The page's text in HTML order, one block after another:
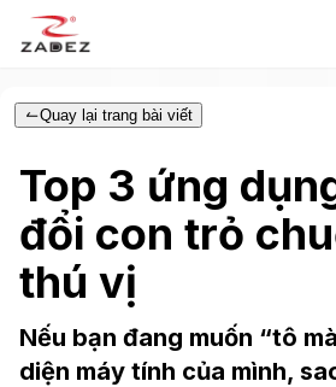
Quay lại trang bài viết
Top 3 ứng
đổi con trỏ
thú vị
Nếu bạn đang muốn “tô
diện máy tính của mình,